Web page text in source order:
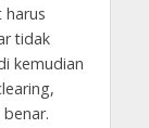
harus
tidak
kemudian